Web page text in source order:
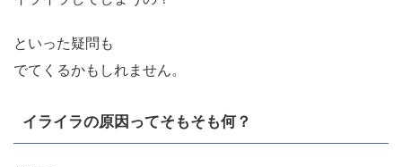
といった疑問も
でてくるかもしれません。
イライラの原因ってそもそも何？